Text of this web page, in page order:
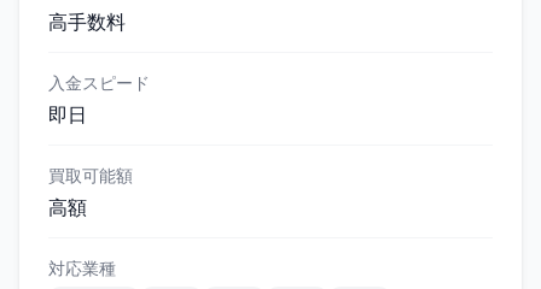
高手数料
入金スピード
即日
買取可能額
高額
対応業種